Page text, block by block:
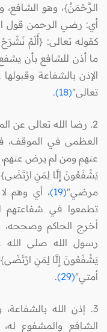
الرَّحْمَنُ}، وهو الشافع،
أي: رضي الرحمن قول
ما أذن للشافع بأن
الإذن بالشفاعة
تعالى"(18)
.
2. رضا الله تعالى عن
العظمى في الموقف،
عنهم ومن لم يرض عنهم،
مرضي"(19)
، أي وهم
تطمعوا في شفاعتهم
أخرج الحاكم وصححه،
رسول الله صلى الله
يَشْفَعُونَ إِلَّا لِمَنِ
أمتي"(29)
.
3. إذن الله
الشـافع والمشفوع